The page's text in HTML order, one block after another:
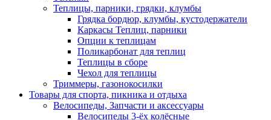
Теплицы, парники, грядки, клумбы
Грядка бордюр, клумбы, кустодержатели
Каркасы Теплиц, парники
Опции к теплицам
Поликарбонат для теплиц
Теплицы в сборе
Чехол для теплицы
Триммеры, газонокосилки
Товары для спорта, пикника и отдыха
Велосипеды, Запчасти и аксессуары
Велосипеды 3-ёх колёсные